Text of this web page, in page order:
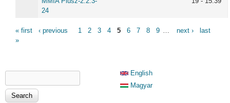
24
PAGES
« first ‹ previous 1 2 3 4 5 6 7 8 9 … next ›
last
»
SEARCH FORM
English
Magyar